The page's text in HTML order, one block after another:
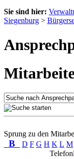
Sie sind hier:
Siegenburg >
Sprung zu den
B D F G H K L M